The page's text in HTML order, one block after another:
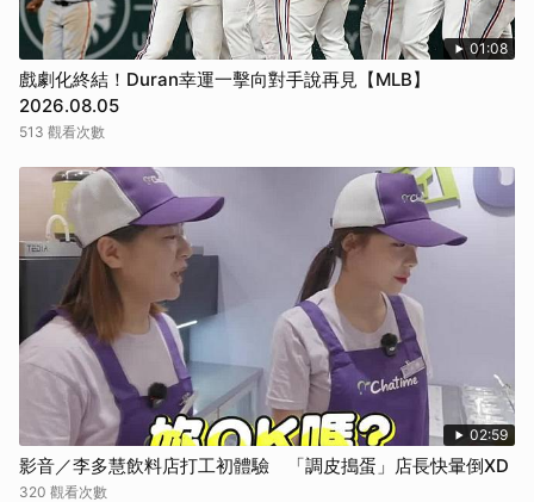
01:08
戲劇化終結！Duran幸運一擊向對手說再見【MLB】
2026.08.05
513 觀看次數
02:59
影音／李多慧飲料店打工初體驗 「調皮搗蛋」店長快暈倒XD
320 觀看次數